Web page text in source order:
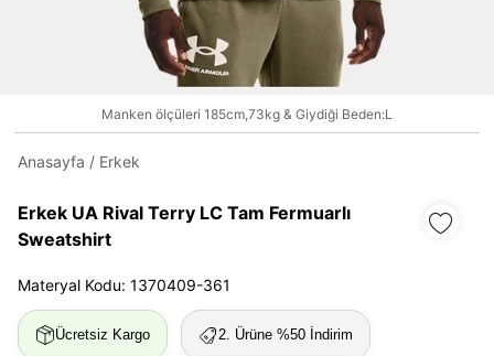
Manken ölçüleri 185cm,73kg & Giydiği Beden:L
Anasayfa / Erkek
Erkek UA Rival Terry LC Tam Fermuarlı
Sweatshirt
Materyal Kodu: 1370409-361
Ücretsiz Kargo 2. Ürüne %50 İndirim
Daha hızlı ödeme. Hızlı sipariş takibi.
Kolay iade ve değişim.
Giriş Yap
E-posta
göster